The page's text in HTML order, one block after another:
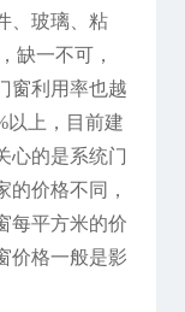
、玻璃、粘
缺一不可，
窗利用率也越
以上，目前建
心的是系统门
的价格不同，
每平方米的价
价格一般是影